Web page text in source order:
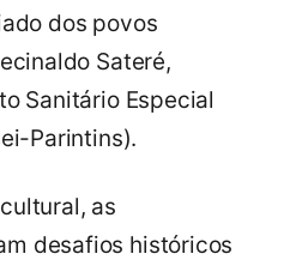
dos povos
Sateré,
Sanitário Especial
Parintins).
as
desafios históricos